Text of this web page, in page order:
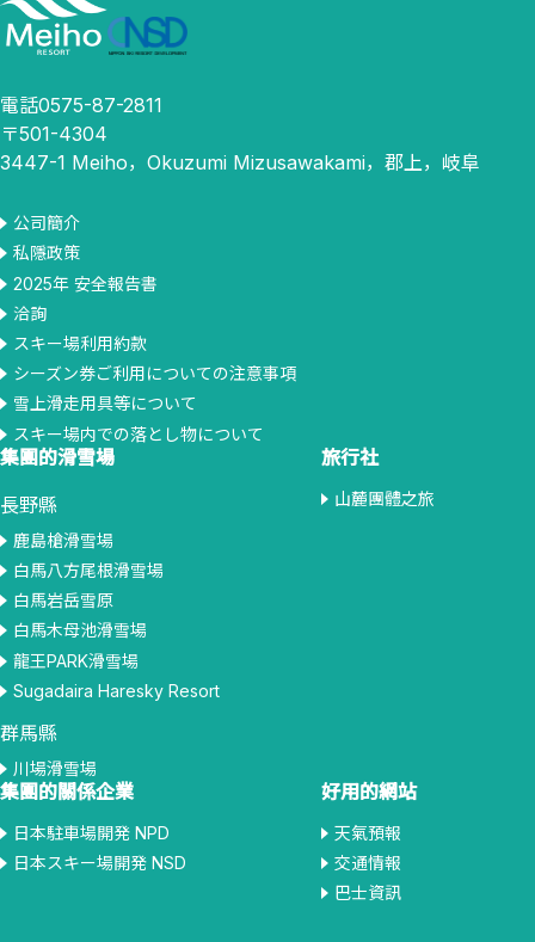
電話0575-87-2811
〒501-4304
3447-1 Meiho，Okuzumi Mizusawakami，郡上，岐阜
公司簡介
私隱政策
2025年 安全報告書
洽詢
スキー場利用約款
シーズン券ご利用についての注意事項
雪上滑走用具等について
スキー場内での落とし物について
集團的滑雪場
長野縣
鹿島槍滑雪場
白馬八方尾根滑雪場
白馬岩岳雪原
白馬木母池滑雪場
龍王PARK滑雪場
Sugadaira Haresky Resort
群馬縣
川場滑雪場
旅行社
山麓團體之旅
集團的關係企業
日本駐車場開発 NPD
日本スキー場開発 NSD
好用的網站
天氣預報
交通情報
巴士資訊